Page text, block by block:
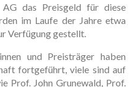
das Preisgeld für diese
im Laufe der Jahre etwa
Verfügung gestellt.
und Preisträger haben
fortgeführt, viele sind auf
Prof. John Grunewald, Prof.